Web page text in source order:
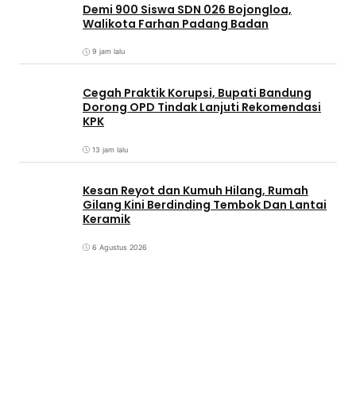
Demi 900 Siswa SDN 026 Bojongloa,
Walikota Farhan Padang Badan
9 jam lalu
Cegah Praktik Korupsi, Bupati Bandung
Dorong OPD Tindak Lanjuti Rekomendasi
KPK
13 jam lalu
Kesan Reyot dan Kumuh Hilang, Rumah
Gilang Kini Berdinding Tembok Dan Lantai
Keramik
6 Agustus 2026